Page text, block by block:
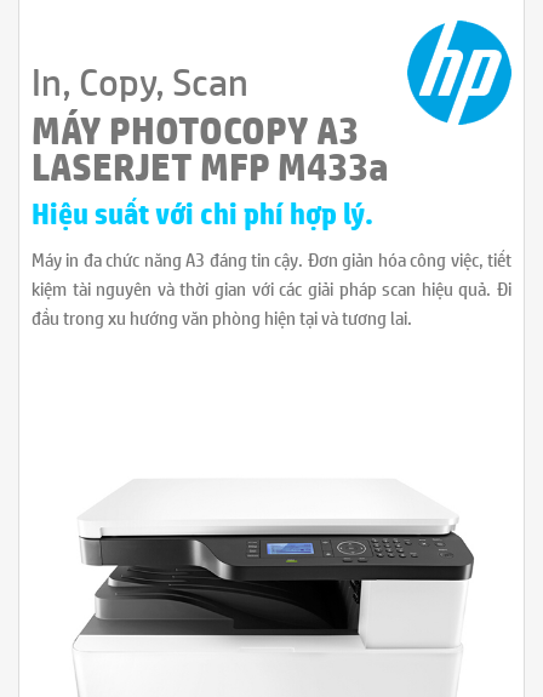
In, Copy, Scan
MÁY PHOTOCOPY A3
LASERJET MFP M433a
Hiệu suất với chi phí hợp lý.
Máy in đa chức năng A3 đáng tin cậy. Đơn giản hóa công việc, tiết
kiệm tài nguyên và thời gian với các giải pháp scan hiệu quả. Đi
đầu trong xu hướng văn phòng hiện tại và tương lai.